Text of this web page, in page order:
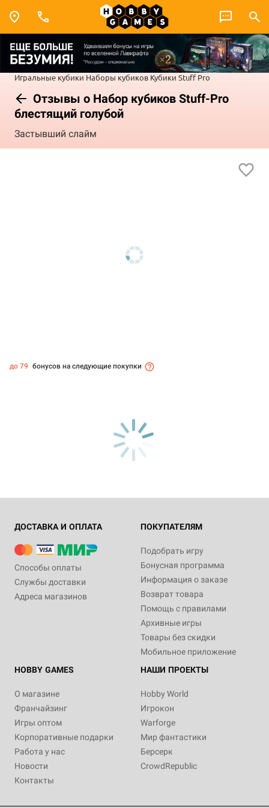
Игральные кубики Наборы кубиков Кубики Stuff Pro
Отзывы о Набор кубиков Stuff-Pro
блестящий голубой
Застывший слайм
до 79 бонусов на следующие покупки
ДОСТАВКА И ОПЛАТА
Способы оплаты
Службы доставки
Адреса магазинов
ПОКУПАТЕЛЯМ
Подобрать игру
Бонусная программа
Информация о заказе
Возврат товара
Помощь с правилами
Архивные игры
Товары без скидки
Мобильное приложение
HOBBY GAMES
О магазине
Франчайзинг
Игры оптом
Корпоративные подарки
Работа у нас
Новости
Контакты
НАШИ ПРОЕКТЫ
Hobby World
Игрокон
Warforge
Мир фантастики
Берсерк
CrowdRepublic